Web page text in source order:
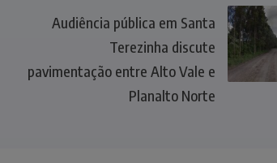
Audiência pública em Santa
Terezinha discute
pavimentação entre Alto Vale e
Planalto Norte